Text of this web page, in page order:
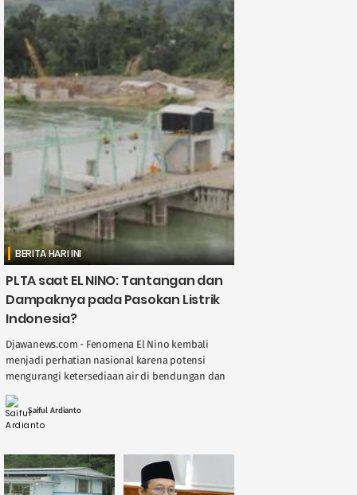
BERITA HARI INI
PLTA saat EL NINO: Tantangan dan
Dampaknya pada Pasokan Listrik
Indonesia?
Djawanews.com - Fenomena El Nino kembali
menjadi perhatian nasional karena potensi
mengurangi ketersediaan air di bendungan dan
Pembangkit Listrik Tenaga Air ( ....
Saiful Ardianto